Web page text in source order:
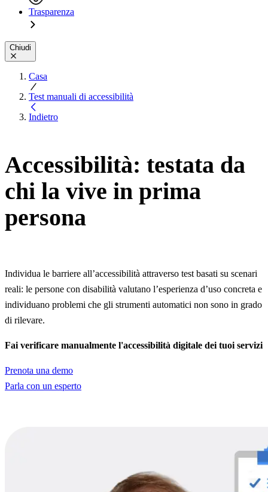
Trasparenza
Chiudi
Casa
Test manuali di accessibilità
Indietro
Accessibilità: testata da
chi la vive in prima
persona
Individua le barriere all’accessibilità attraverso test basati su scenari
reali: le persone con disabilità valutano l’esperienza d’uso concreta e
individuano problemi che gli strumenti automatici non sono in grado
di rilevare.
Fai verificare manualmente l'accessibilità digitale dei tuoi servizi
Prenota una demo
Parla con un esperto